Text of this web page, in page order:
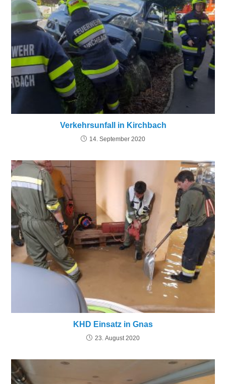
Verkehrsunfall in Kirchbach
14. September 2020
KHD Einsatz in Gnas
23. August 2020